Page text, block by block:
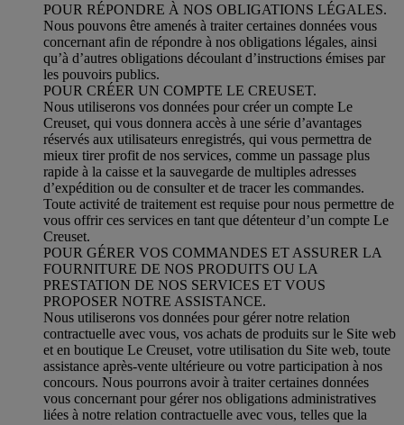
POUR RÉPONDRE À NOS OBLIGATIONS LÉGALES.
Nous pouvons être amenés à traiter certaines données vous
concernant afin de répondre à nos obligations légales, ainsi
qu’à d’autres obligations découlant d’instructions émises par
les pouvoirs publics.
POUR CRÉER UN COMPTE LE CREUSET.
Nous utiliserons vos données pour créer un compte Le
Creuset, qui vous donnera accès à une série d’avantages
réservés aux utilisateurs enregistrés, qui vous permettra de
mieux tirer profit de nos services, comme un passage plus
rapide à la caisse et la sauvegarde de multiples adresses
d’expédition ou de consulter et de tracer les commandes.
Toute activité de traitement est requise pour nous permettre de
vous offrir ces services en tant que détenteur d’un compte Le
Creuset.
POUR GÉRER VOS COMMANDES ET ASSURER LA
FOURNITURE DE NOS PRODUITS OU LA
PRESTATION DE NOS SERVICES ET VOUS
PROPOSER NOTRE ASSISTANCE.
Nous utiliserons vos données pour gérer notre relation
contractuelle avec vous, vos achats de produits sur le Site web
et en boutique Le Creuset, votre utilisation du Site web, toute
assistance après-vente ultérieure ou votre participation à nos
concours. Nous pourrons avoir à traiter certaines données
vous concernant pour gérer nos obligations administratives
liées à notre relation contractuelle avec vous, telles que la